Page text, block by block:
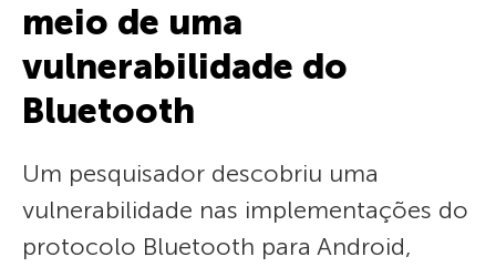
meio de uma
vulnerabilidade do
Bluetooth
Um pesquisador descobriu uma
vulnerabilidade nas implementações do
protocolo Bluetooth para Android,